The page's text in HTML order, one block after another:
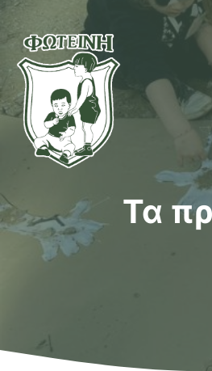
Μετάβαση
σε
περιεχόμενο
Τα